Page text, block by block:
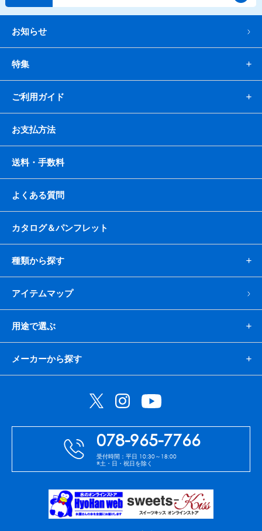
お知らせ
特集
ご利用ガイド
お支払方法
送料・手数料
よくある質問
カタログ＆パンフレット
種類から探す
アイテムマップ
用途で選ぶ
メーカーから探す
078-965-7766
受付時間：平日 10:30～18:00
※土・日・祝日を除く